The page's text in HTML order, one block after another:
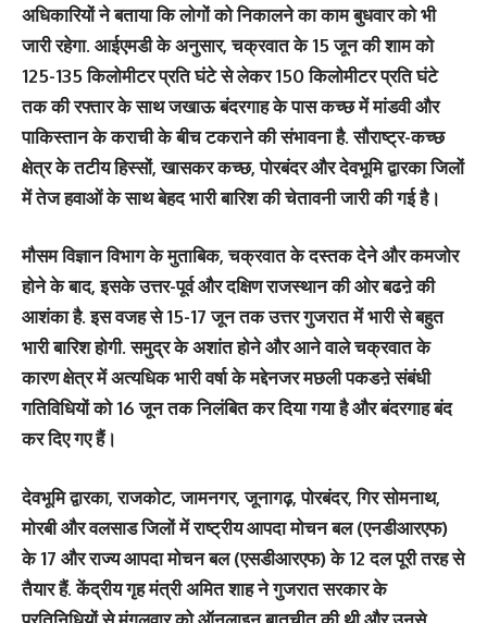
अधिकारियों ने बताया कि लोगों को निकालने का काम बुधवार को भी
जारी रहेगा. आईएमडी के अनुसार, चक्रवात के 15 जून की शाम को
125-135 किलोमीटर प्रति घंटे से लेकर 150 किलोमीटर प्रति घंटे
तक की रफ्तार के साथ जखाऊ बंदरगाह के पास कच्छ में मांडवी और
पाकिस्तान के कराची के बीच टकराने की संभावना है. सौराष्ट्र-कच्छ
क्षेत्र के तटीय हिस्सों, खासकर कच्छ, पोरबंदर और देवभूमि द्वारका जिलों
में तेज हवाओं के साथ बेहद भारी बारिश की चेतावनी जारी की गई है।
मौसम विज्ञान विभाग के मुताबिक, चक्रवात के दस्तक देने और कमजोर
होने के बाद, इसके उत्तर-पूर्व और दक्षिण राजस्थान की ओर बढऩे की
आशंका है. इस वजह से 15-17 जून तक उत्तर गुजरात में भारी से बहुत
भारी बारिश होगी. समुद्र के अशांत होने और आने वाले चक्रवात के
कारण क्षेत्र में अत्यधिक भारी वर्षा के मद्देनजर मछली पकडऩे संबंधी
गतिविधियों को 16 जून तक निलंबित कर दिया गया है और बंदरगाह बंद
कर दिए गए हैं।
देवभूमि द्वारका, राजकोट, जामनगर, जूनागढ़, पोरबंदर, गिर सोमनाथ,
मोरबी और वलसाड जिलों में राष्ट्रीय आपदा मोचन बल (एनडीआरएफ)
के 17 और राज्य आपदा मोचन बल (एसडीआरएफ) के 12 दल पूरी तरह से
तैयार हैं. केंद्रीय गृह मंत्री अमित शाह ने गुजरात सरकार के